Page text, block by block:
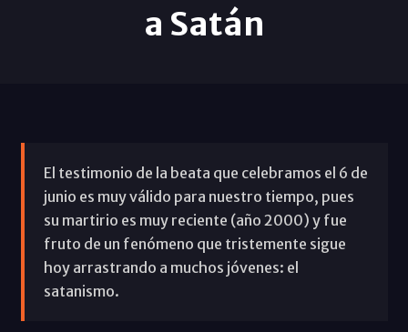
a Satán
El testimonio de la beata que celebramos el 6 de
junio es muy válido para nuestro tiempo, pues
su martirio es muy reciente (año 2000) y fue
fruto de un fenómeno que tristemente sigue
hoy arrastrando a muchos jóvenes: el
satanismo.